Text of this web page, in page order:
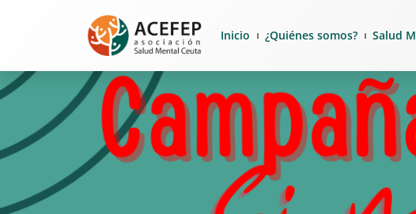
Inicio ¿Quiénes somos? Salud